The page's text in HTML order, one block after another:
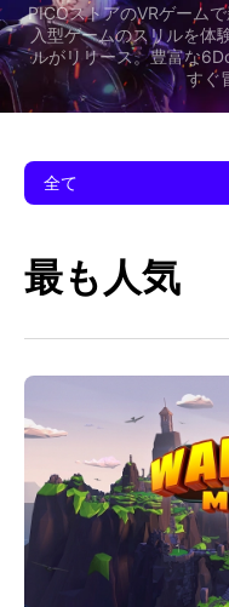
PICOストアのVRゲーム
入型ゲームのスリルを体
ルがリリース。豊富な
すぐ
全て
最も人気